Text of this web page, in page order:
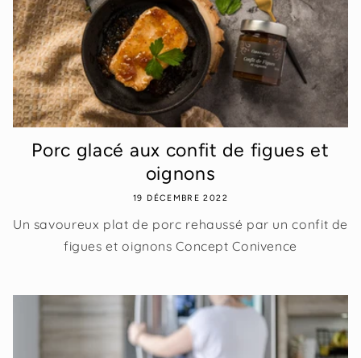
Porc glacé aux confit de figues et
oignons
19 DÉCEMBRE 2022
Un savoureux plat de porc rehaussé par un confit de
figues et oignons Concept Conivence